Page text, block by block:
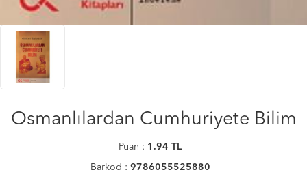
Osmanlılardan Cumhuriyete Bilim
Puan : 1.94 TL
Barkod : 9786055525880